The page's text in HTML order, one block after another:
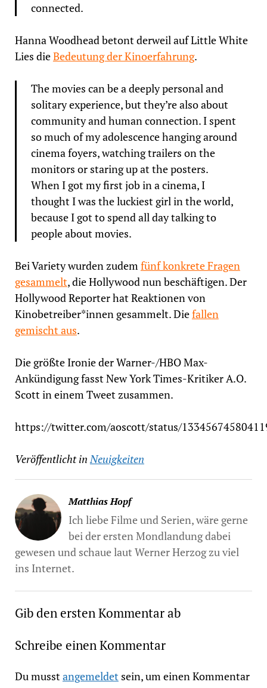
connected.
Hanna Woodhead betont derweil auf Little White
Lies dieBedeutung der Kinoerfahrung.
The movies can be a deeply personal and
solitary experience, but they’re also about
community and human connection. I spent
so much of my adolescence hanging around
cinema foyers, watching trailers on the
monitors or staring up at the posters.
When I got my first job in a cinema, I
thought I was the luckiest girl in the world,
because I got to spend all day talking to
people about movies.
Bei Variety wurden zudemfünf konkrete Fragen
gesammelt, die Hollywood nun beschäftigen. Der
Hollywood Reporter hat Reaktionen von
Kinobetreiber*innen gesammelt. Diefallen
gemischt aus.
Die größte Ironie der Warner-/HBO Max-
Ankündigung fasst New York Times-Kritiker A.O.
Scott in einem Tweet zusammen.
https://twitter.com/aoscott/status/
Veröffentlicht in Neuigkeiten
Matthias Hopf
Ich liebe Filme und Serien, wäre gerne
bei der ersten Mondlandung dabei
gewesen und schaue laut Werner Herzog zu viel
ins Internet.
Gib den ersten Kommentar ab
Schreibe einen Kommentar
Du musstangemeldetsein, um einen Kommentar